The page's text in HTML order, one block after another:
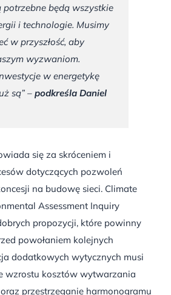
potrzebne będą wszystkie
i technologie. Musimy
w przyszłość, aby
wyzwaniom.
w energetykę
są” – podkreśla Daniel
się za skróceniem i
dotyczących pozwoleń
na budowę sieci. Climate
Assessment Inquiry
propozycji, które powinny
powołaniem kolejnych
dodatkowych wytycznych musi
wzrostu kosztów wytwarzania
przestrzeganie harmonogramu